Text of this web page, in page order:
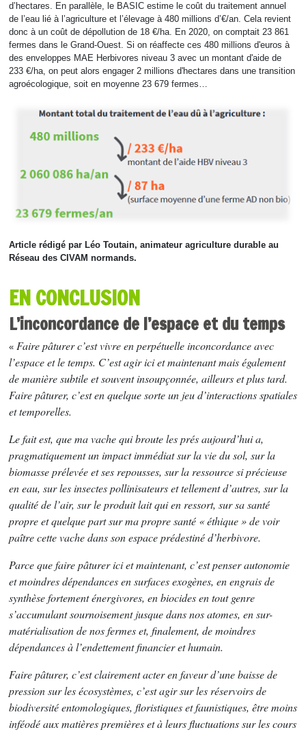
d’hectares. En parallèle, le BASIC estime le coût du traitement annuel
de l’eau lié à l’agriculture et l’élevage à 480 millions d’€/an. Cela revient
donc à un coût de dépollution de 18 €/ha. En 2020, on comptait 23 861
fermes dans le Grand-Ouest. Si on réaffecte ces 480 millions d'euros à
des enveloppes MAE Herbivores niveau 3 avec un montant d'aide de
233 €/ha, on peut alors engager 2 millions d'hectares dans une transition
agroécologique, soit en moyenne 23 679 fermes…
Article rédigé par Léo Toutain, animateur agriculture durable au
Réseau des CIVAM normands.
EN CONCLUSION
L’inconcordance de l’espace et du temps
« Faire pâturer c’est vivre en perpétuelle inconcordance avec
l’espace et le temps. C’est agir ici et maintenant mais également
de manière subtile et souvent insoupçonnée, ailleurs et plus tard.
Faire pâturer, c’est en quelque sorte un jeu d’interactions spatiales
et temporelles.
Le fait est, que ma vache qui broute les prés aujourd’hui a,
pragmatiquement un impact immédiat sur la vie du sol, sur la
biomasse prélevée et ses repousses, sur la ressource si précieuse
en eau, sur les insectes pollinisateurs et tellement d’autres, sur la
qualité de l’air, sur le produit lait qui en ressort, sur sa santé
propre et quelque part sur ma propre santé « éthique » de voir
paître cette vache dans son espace prédestiné d’herbivore.
Parce que faire pâturer ici et maintenant, c’est penser autonomie
et moindres dépendances en surfaces exogènes, en engrais de
synthèse fortement énergivores, en biocides en tout genre
s’accumulant sournoisement jusque dans nos atomes, en sur-
matérialisation de nos fermes et, finalement, de moindres
dépendances à l’endettement financier et humain.
Faire pâturer, c’est clairement acter en faveur d’une baisse de
pression sur les écosystèmes, c’est agir sur les réservoirs de
biodiversité entomologiques, floristiques et faunistiques, être moins
inféodé aux matières premières et à leurs fluctuations sur les cours